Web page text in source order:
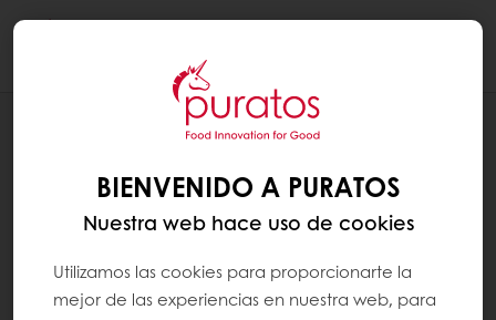
BIENVENIDO A PURATOS
Nuestra web hace uso de cookies
Utilizamos las cookies para proporcionarte la
mejor de las experiencias en nuestra web, para